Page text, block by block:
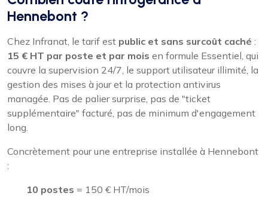
Hennebont ?
Chez Infranat, le tarif est public et sans surcoût caché :
15 € HT par poste et par mois en formule Essentiel, qui
couvre la supervision 24/7, le support utilisateur illimité, la
gestion des mises à jour et la protection antivirus
managée. Pas de palier surprise, pas de "ticket
supplémentaire" facturé, pas de minimum d'engagement
long.
Concrètement pour une entreprise installée à Hennebont
:
10 postes = 150 € HT/mois